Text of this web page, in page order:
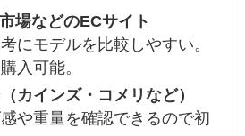
場などのECサイト
にモデルを比較しやすい。
入可能。
カインズ・コメリなど）
や重量を確認できるので初